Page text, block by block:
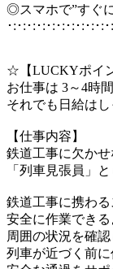
◎スマホで”すぐ
･:･:･:･:･:･:･:･:･:･:･
☆【LUCKYポイ
お仕事は 3～4時
それでも日給は
【仕事内容】
鉄道工事に欠かせ
「列車見張員」
鉄道工事に携わ
安全に作業できる
周囲の状況を確
列車が近づく前